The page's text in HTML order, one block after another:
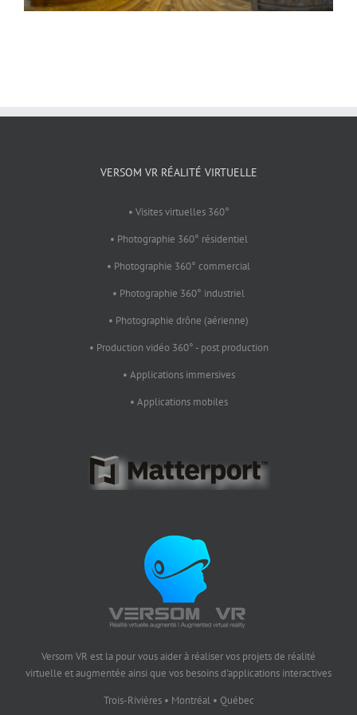
VERSOM VR RÉALITÉ VIRTUELLE
• Visites virtuelles 360°
• Photographie 360° résidentiel
• Photographie 360° commercial
• Photographie 360° industriel
• Photographie drône (aérienne)
• Production vidéo 360° - post production
• Applications immersives
• Applications mobiles
Versom VR est la pour vous aider à réaliser vos projets de réalité
virtuelle et augmentée ainsi que vos besoins d'applications interactives
Trois-Rivières • Montréal • Québec